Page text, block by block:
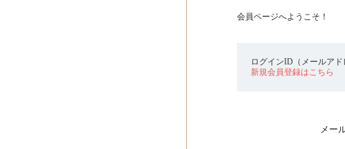
会員ページへようこそ！
ログインID（メールア
新規会員登録はこちら
メー